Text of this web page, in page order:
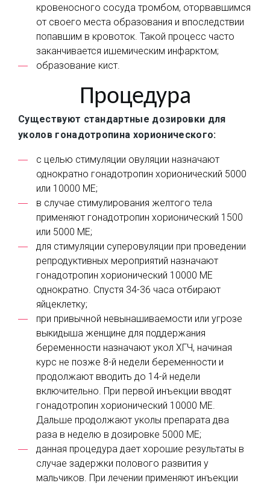
кровеносного сосуда тромбом, оторвавшимся
от своего места образования и впоследствии
попавшим в кровоток. Такой процесс часто
заканчивается ишемическим инфарктом;
образование кист.
Процедура
Существуют стандартные дозировки для
уколов гонадотропина хорионического:
с целью стимуляции овуляции назначают
однократно гонадотропин хорионический 5000
или 10000 МЕ;
в случае стимулирования желтого тела
применяют гонадотропин хорионический 1500
или 5000 МЕ;
для стимуляции суперовуляции при проведении
репродуктивных мероприятий назначают
гонадотропин хорионический 10000 МЕ
однократно. Спустя 34-36 часа отбирают
яйцеклетку;
при привычной невынашиваемости или угрозе
выкидыша женщине для поддержания
беременности назначают укол ХГЧ, начиная
курс не позже 8-й недели беременности и
продолжают вводить до 14-й недели
включительно. При первой инъекции вводят
гонадотропин хорионический 10000 МЕ.
Дальше продолжают уколы препарата два
раза в неделю в дозировке 5000 МЕ;
данная процедура дает хорошие результаты в
случае задержки полового развития у
мальчиков. При лечении применяют инъекции